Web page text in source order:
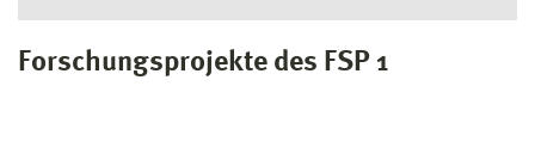
Forschungsprojekte des FSP 1